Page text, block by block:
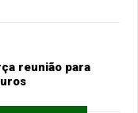
reunião para